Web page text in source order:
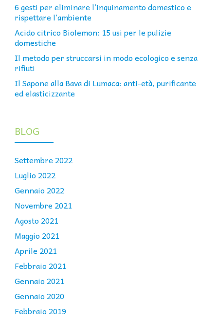
6 gesti per eliminare l’inquinamento domestico e
rispettare l’ambiente
Acido citrico Biolemon: 15 usi per le pulizie
domestiche
Il metodo per struccarsi in modo ecologico e senza
rifiuti
Il Sapone alla Bava di Lumaca: anti-età, purificante
ed elasticizzante
BLOG
Settembre 2022
Luglio 2022
Gennaio 2022
Novembre 2021
Agosto 2021
Maggio 2021
Aprile 2021
Febbraio 2021
Gennaio 2021
Gennaio 2020
Febbraio 2019